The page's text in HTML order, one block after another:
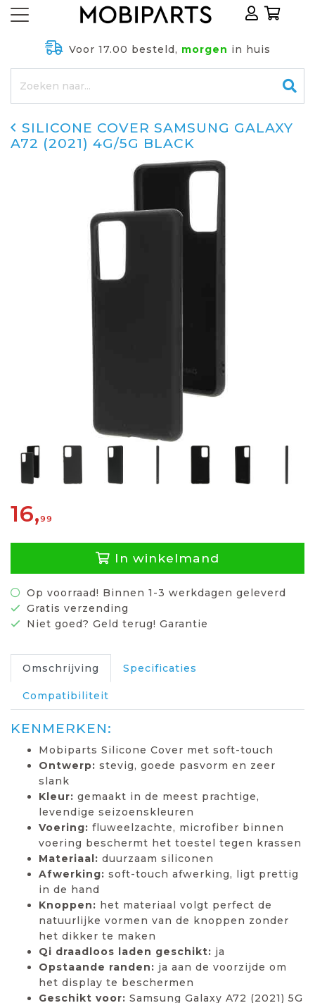
Voor 17.00 besteld, morgen in huis
SILICONE COVER SAMSUNG GALAXY
A72 (2021) 4G/5G BLACK
16,99
In winkelmand
Op voorraad! Binnen 1-3 werkdagen geleverd
Gratis verzending
Niet goed? Geld terug! Garantie
Omschrijving Specificaties
Compatibiliteit
KENMERKEN:
Mobiparts Silicone Cover met soft-touch
Ontwerp: stevig, goede pasvorm en zeer
slank
Kleur: gemaakt in de meest prachtige,
levendige seizoenskleuren
Voering: fluweelzachte, microfiber binnen
voering beschermt het toestel tegen krassen
Materiaal: duurzaam siliconen
Afwerking: soft-touch afwerking, ligt prettig
in de hand
Knoppen: het materiaal volgt perfect de
natuurlijke vormen van de knoppen zonder
het dikker te maken
Qi draadloos laden geschikt: ja
Opstaande randen: ja aan de voorzijde om
het display te beschermen
Geschikt voor: Samsung Galaxy A72 (2021) 5G